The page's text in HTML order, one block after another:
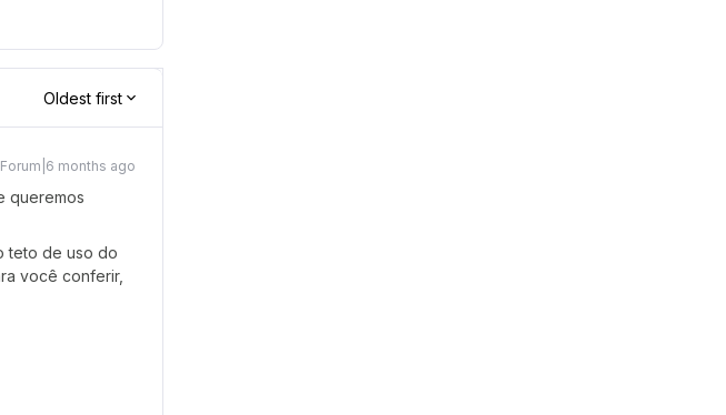
Oldest first
months ago
queremos
teto de uso do
você conferir,